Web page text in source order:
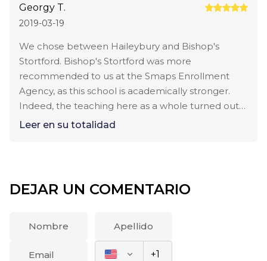
Georgy T.
2019-03-19
We chose between Haileybury and Bishop's
Stortford. Bishop's Stortford was more
recommended to us at the Smaps Enrollment
Agency, as this school is academically stronger.
Indeed, the teaching here as a whole turned out
to be excellent. The classes are small, the
there were 2 conflicts with classmates, which were
are satisfied with the choice of schools.
Leer en su totalidad
DEJAR UN COMENTARIO